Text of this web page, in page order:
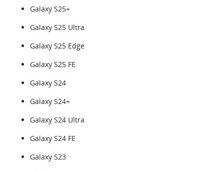
Galaxy S25+
Galaxy S25 Ultra
Galaxy S25 Edge
Galaxy S25 FE
Galaxy S24
Galaxy S24+
Galaxy S24 Ultra
Galaxy S24 FE
Galaxy S23